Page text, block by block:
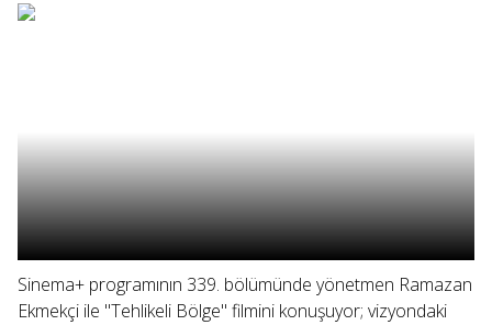
Sinema+ programının 339. bölümünde yönetmen Ramazan
Ekmekçi ile "Tehlikeli Bölge" filmini konuşuyor; vizyondaki